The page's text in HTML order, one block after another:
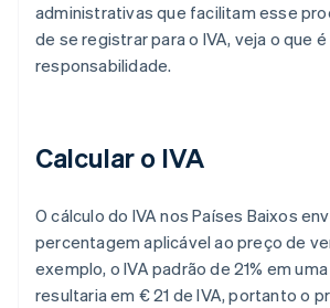
administrativas que facilitam esse
de se registrar para o IVA, veja o que
responsabilidade.
Calcular o IVA
O cálculo do IVA nos Países Baixos
percentagem aplicável ao preço de
exemplo, o IVA padrão de 21% em
resultaria em € 21 de IVA, portanto o